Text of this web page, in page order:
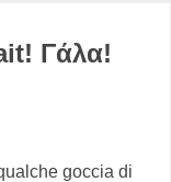
Γάλα!
goccia di